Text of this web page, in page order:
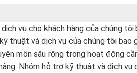
vụ cho khách hàng của chúng
thuật và dịch vụ của chúng tôi bao
môn sâu rộng trong hoạt động
Nhóm hỗ trợ kỹ thuật và dịch vụ